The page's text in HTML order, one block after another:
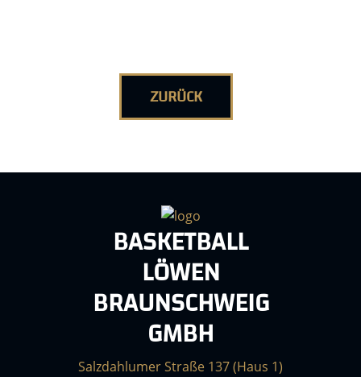
ZURÜCK
BASKETBALL
LÖWEN
BRAUNSCHWEIG
GMBH
Salzdahlumer Straße 137 (Haus 1)